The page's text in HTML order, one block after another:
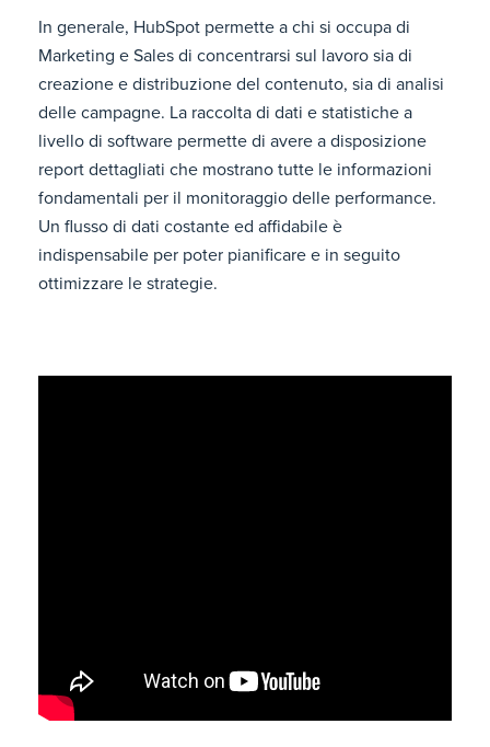
In generale, HubSpot permette a chi si occupa di
Marketing e Sales di concentrarsi sul lavoro sia di
creazione e distribuzione del contenuto, sia di analisi
delle campagne. La raccolta di dati e statistiche a
livello di software permette di avere a disposizione
report dettagliati che mostrano tutte le informazioni
fondamentali per il monitoraggio delle performance.
Un flusso di dati costante ed affidabile è
indispensabile per poter pianificare e in seguito
ottimizzare le strategie.